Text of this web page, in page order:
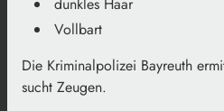
Vollbart
Die Kriminalpolizei Bayreuth
sucht Zeugen.